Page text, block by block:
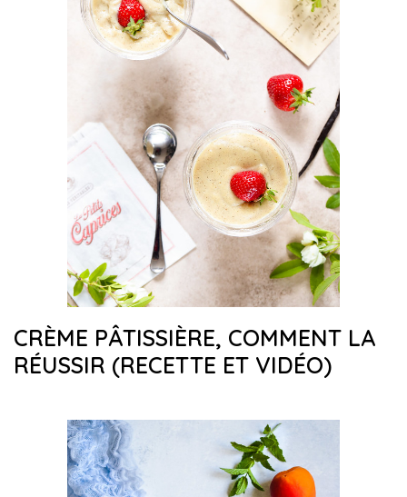
CRÈME PÂTISSIÈRE, COMMENT LA
RÉUSSIR (RECETTE ET VIDÉO)